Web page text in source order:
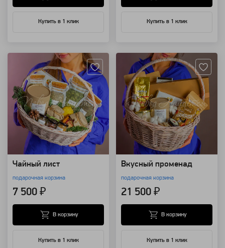
Купить в 1 клик Купить в 1 клик
Чайный лист
подарочная корзина
7 500 ₽
Купить в 1 клик
В корзину
Вкусный променад
подарочная корзина
21 500 ₽
Купить в 1 клик
В корзину